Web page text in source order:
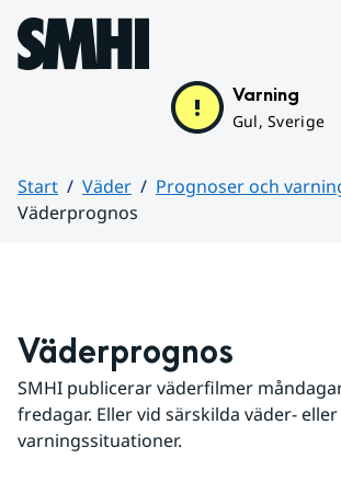
Hoppa till sidans innehåll
Varning
Gul, Sverige
Start Väder
Prognoser och
Väderprognos
Väderprognos
SMHI publicerar väderfilmer
fredagar. Eller vid särskilda väder- eller
varningssituationer.